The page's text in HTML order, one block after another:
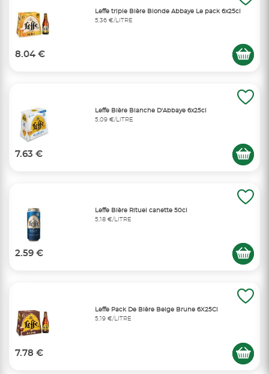
Leffe triple Bière Blonde Abbaye Le pack 6x25cl
5,36 €/LITRE
8.04 €
Leffe Bière Blanche D'Abbaye 6x25cl
5,09 €/LITRE
7.63 €
Leffe Bière Rituel canette 50cl
5,18 €/LITRE
2.59 €
Leffe Pack De Bière Belge Brune 6X25Cl
5,19 €/LITRE
7.78 €